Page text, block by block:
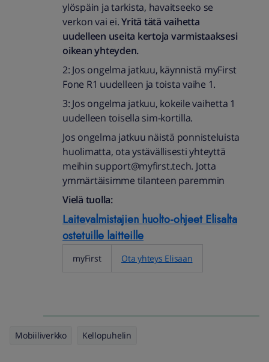
ylöspäin ja tarkista, havaitseeko se
verkon vai ei.Yritä tätä vaihetta
uudelleen useita kertoja varmistaaksesi
oikean yhteyden.
2: Jos ongelma jatkuu, käynnistä myFirst
Fone R1 uudelleen ja toista vaihe 1.
3: Jos ongelma jatkuu, kokeile vaihetta 1
uudelleen toisella sim-kortilla.
Jos ongelma jatkuu näistä ponnisteluista
huolimatta, ota ystävällisesti yhteyttä
meihin support@myfirst.tech. Jotta
ymmärtäisimme tilanteen paremmin
Vielä tuolla:
Laitevalmistajien huolto-ohjeet Elisalta
ostetuille laitteille
myFirst Ota yhteys Elisaan
Mobiiliverkko Kellopuhelin